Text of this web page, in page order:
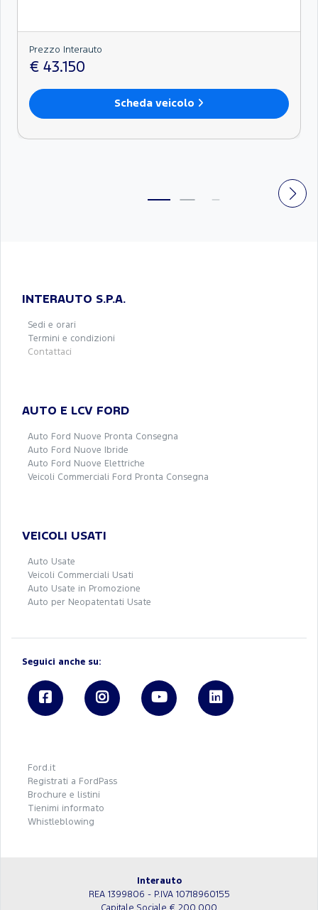
Prezzo Interauto
€ 43.150
Scheda veicolo
INTERAUTO S.P.A.
Sedi e orari
Termini e condizioni
Contattaci
AUTO E LCV FORD
Auto Ford Nuove Pronta Consegna
Auto Ford Nuove Ibride
Auto Ford Nuove Elettriche
Veicoli Commerciali Ford Pronta Consegna
VEICOLI USATI
Auto Usate
Veicoli Commerciali Usati
Auto Usate in Promozione
Auto per Neopatentati Usate
Seguici anche su:
Ford.it
Registrati a FordPass
Brochure e listini
Tienimi informato
Whistleblowing
Interauto
REA 1399806 - P.IVA 10718960155